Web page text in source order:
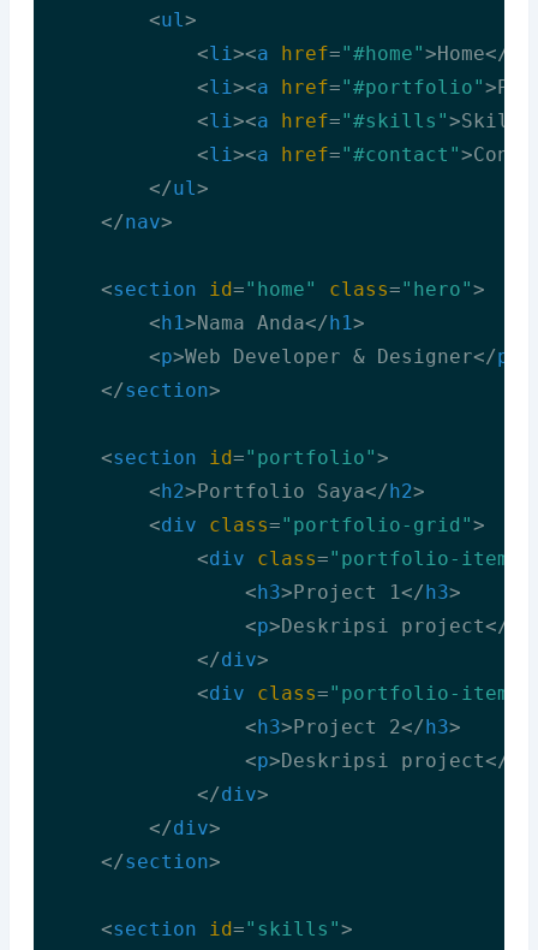
<ul>
<li><a href="#home">Home</
<li><a href="#portfolio">
<li><a href="#skills">Skills
<li><a href="#contact">
</ul>
</nav>
<section id="home" class="hero">
<h1>Nama Anda</h1>
<p>Web Developer & Designer</p
</section>
<section id="portfolio">
<h2>Portfolio Saya</h2>
<div class="portfolio-grid">
<div class="portfolio-item"
<h3>Project 1</h3>
<p>Deskripsi project</
</div>
<div class="portfolio-item"
<h3>Project 2</h3>
<p>Deskripsi project</
</div>
</div>
</section>
<section id="skills">